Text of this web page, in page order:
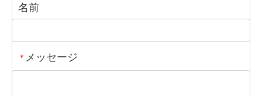
名前
* メッセージ